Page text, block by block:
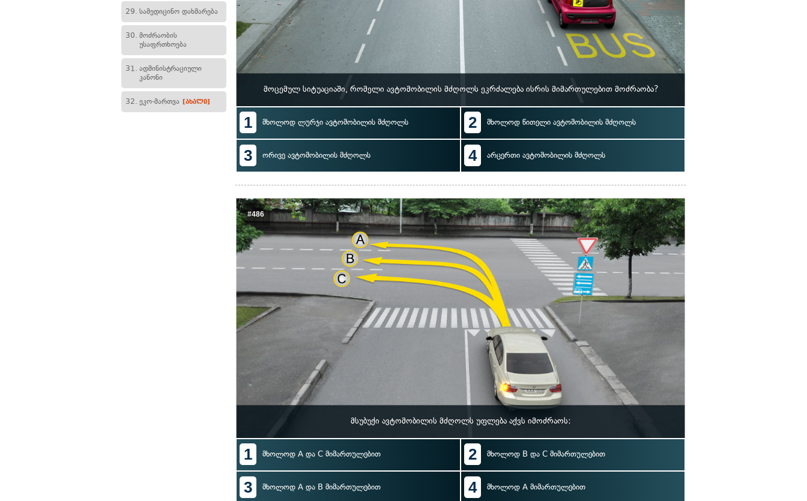
29. სამედიცინო დახმარება
30. მოძრაობის
უსაფრთხოება
31. ადმინისტრაციული
კანონი
32. ეკო-მართვა [ახალი]
მოცემულ სიტუაციაში, რომელი ავტომობილის მძღოლს ეკრძალება ისრის მიმართულებით მოძრაობა?
1 მხოლოდ ლურჯი ავტომობილის მძღოლს 2 მხოლოდ წითელი ავტომობილის მძღოლს
3 ორივე ავტომობილის მძღოლს 4 არცერთი ავტომობილის მძღოლს
#486
მსუბუქი ავტომობილის მძღოლს უფლება აქვს იმოძრაოს:
1 მხოლოდ A და C მიმართულებით 2 მხოლოდ B და C მიმართულებით
3 მხოლოდ A და B მიმართულებით 4 მხოლოდ A მიმართულებით